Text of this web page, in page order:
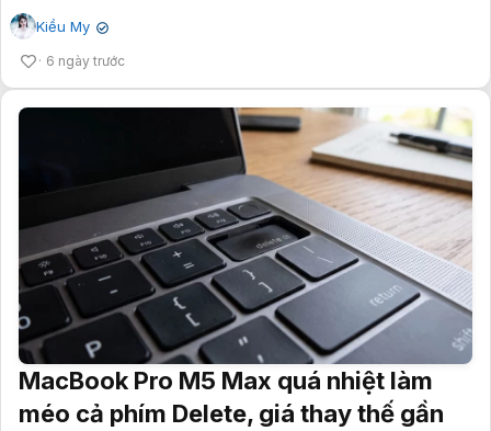
Kiều My ✔
6 ngày trước
MacBook Pro M5 Max quá nhiệt làm
méo cả phím Delete, giá thay thế gần